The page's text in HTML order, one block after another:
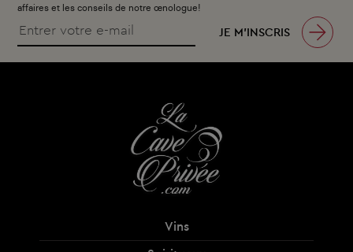
affaires et les conseils de notre œnologue!
JE M’INSCRIS
Vins